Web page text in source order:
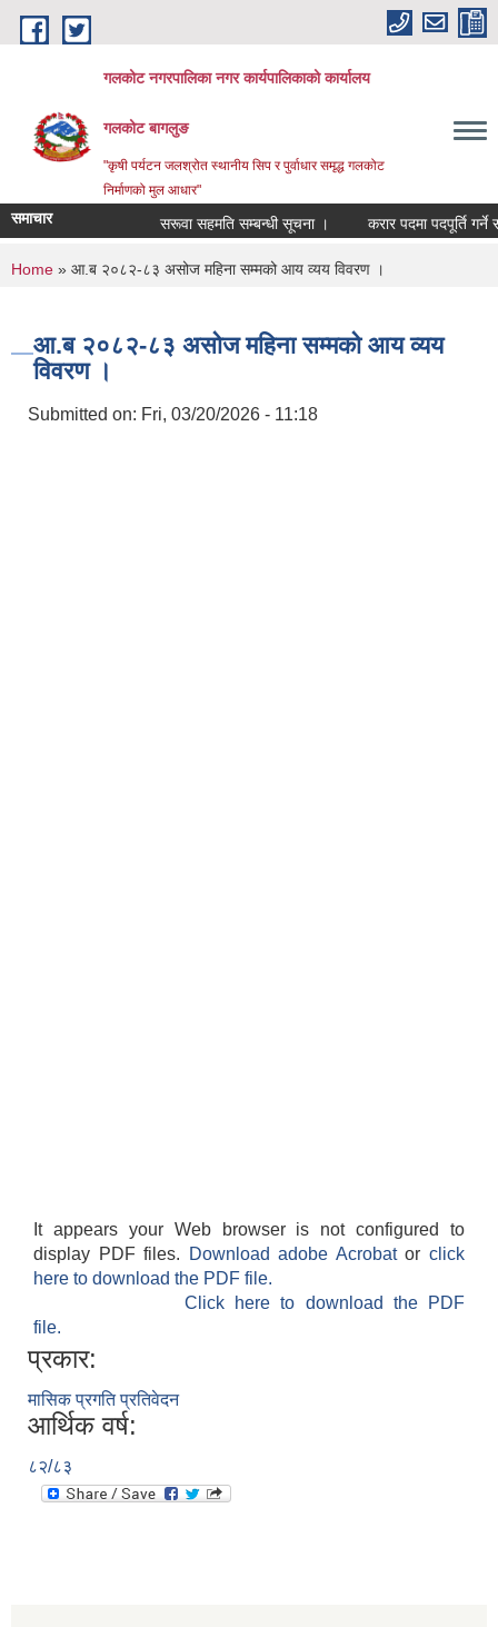
Skip to main content
गलकोट नगरपालिका नगर कार्यपालिकाको कार्यालय
गलकोट बागलुङ
"कृषी पर्यटन जलश्रोत स्थानीय सिप र पुर्वाधार समृद्ध गलकोट
निर्माणको मुल आधार"
समाचार सरूवा सहमति सम्बन्धी सूचना । करार पदमा पदपूर्ति गर्ने
You are here
Home » आ.ब २०८२-८३ असोज महिना सम्मको आय व्यय विवरण ।
आ.ब २०८२-८३ असोज महिना सम्मको आय व्यय
विवरण ।
Submitted on: Fri, 03/20/2026 - 11:18
It appears your Web browser is not configured to
display PDF files.
Download adobe Acrobatorclick
here to download the PDF file.
Click here to download the PDF
file.
प्रकार:
मासिक प्रगति प्रतिवेदन
आर्थिक वर्ष:
८२/८३